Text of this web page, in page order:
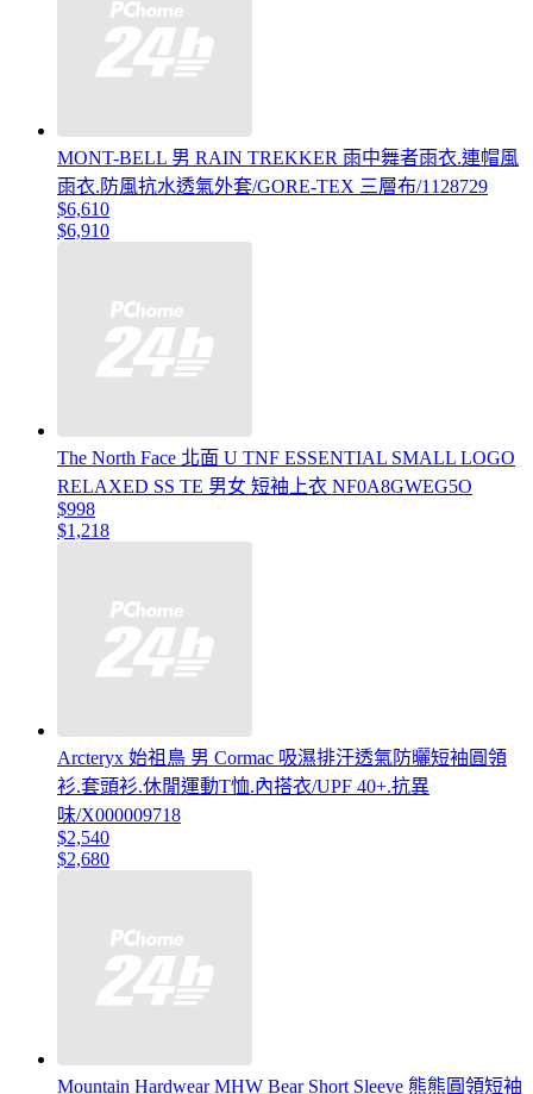
MONT-BELL 男 RAIN TREKKER 雨中舞者雨衣.連帽風
雨衣.防風抗水透氣外套/GORE-TEX 三層布/1128729
$6,610
$6,910
The North Face 北面 U TNF ESSENTIAL SMALL LOGO
RELAXED SS TE 男女 短袖上衣 NF0A8GWEG5O
$998
$1,218
Arcteryx 始祖鳥 男 Cormac 吸濕排汗透氣防曬短袖圓領
衫.套頭衫.休閒運動T恤.內搭衣/UPF 40+.抗異
味/X000009718
$2,540
$2,680
Mountain Hardwear MHW Bear Short Sleeve 熊熊圓領短袖